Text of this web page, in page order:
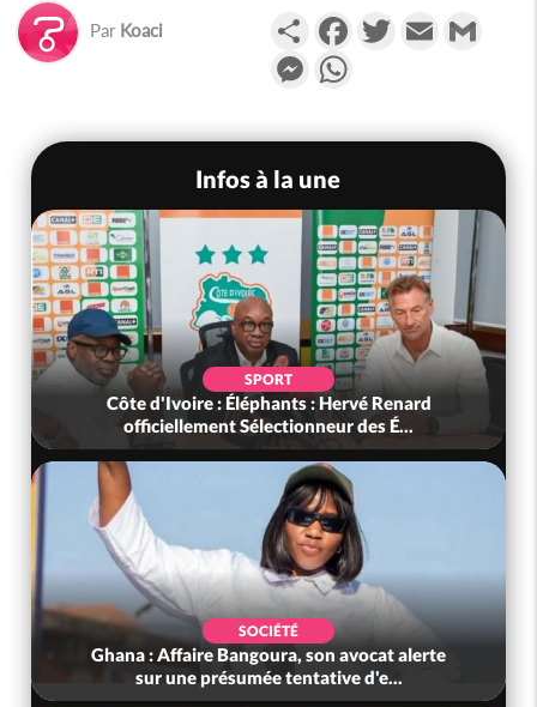
Par Koaci PartagerFacebookTwitterEmail
Messenger
Infos à la une
SPORT
Côte d'Ivoire : Éléphants : Hervé Renard
officiellement Sélectionneur des É...
SOCIÉTÉ
Ghana : Affaire Bangoura, son avocat alerte
sur une présumée tentative d'e...